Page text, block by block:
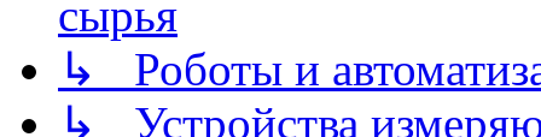
сырья
↳ Роботы и
↳ Устройства